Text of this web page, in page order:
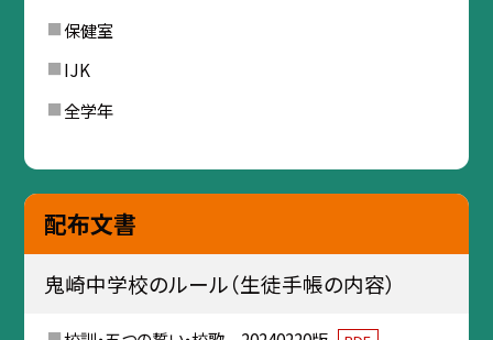
保健室
IJK
全学年
配布文書
鬼崎中学校のルール（生徒手帳の内容）